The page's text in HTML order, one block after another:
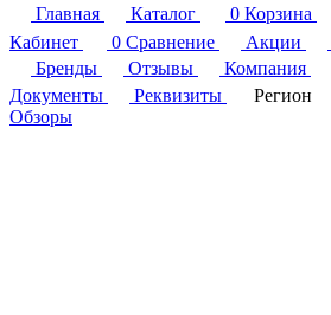
Главная
Каталог 0 Корзина
Кабинет
0 Сравнение Акции
Бренды
Отзывы Компания
Документы
Реквизиты Регион
Обзоры